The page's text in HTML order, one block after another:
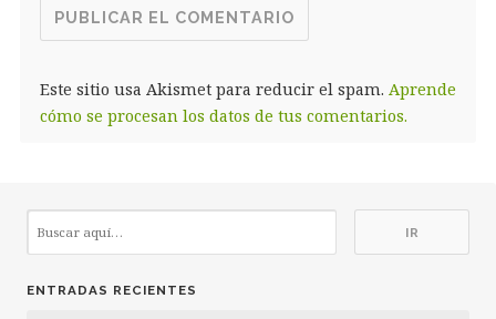
Este sitio usa Akismet para reducir el spam. Aprende
cómo se procesan los datos de tus comentarios.
ENTRADAS RECIENTES